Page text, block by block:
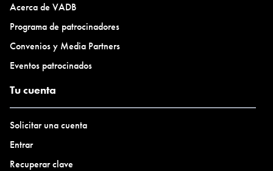
Acerca de VADB
Programa de patrocinadores
Convenios y Media Partners
Eventos patrocinados
Tu cuenta
Solicitar una cuenta
Entrar
Recuperar clave